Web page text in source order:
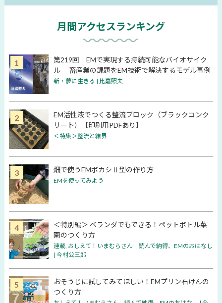
月間アクセスランキング
第219回 EMで実現する持続可能なバイオサイク
ル 畜産業の課題をEM技術で解決するモデル事例
新・夢に生きる | 比嘉照夫
EM活性液でつくる整流ブロック（ブラックコンク
リート）【印刷用PDFあり】
＜特集＞整流と結界
畑で使うEMボカシⅡ型の作り方
EMを使ってみよう
＜特別編＞ ベランダでもできる！ペットボトル菜
園のつくり方
連載, おしえて！いまむらさん 読んで納得、EMのおはなし
| 今村公三郎
おそうじに試してみてほしい！EMプリン石けんの
つくり方